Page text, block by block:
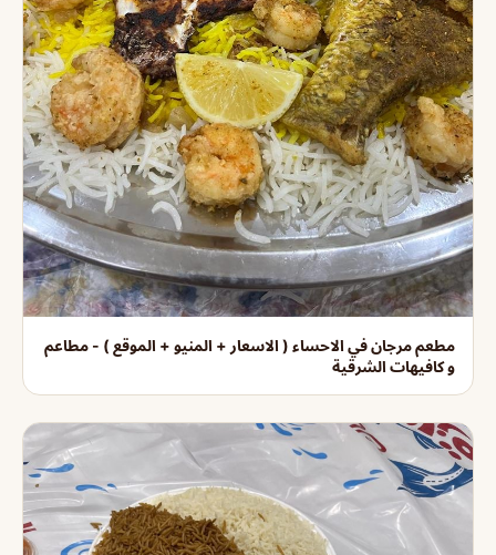
مطعم مرجان في الاحساء ( الاسعار + المنيو + الموقع ) - مطاعم
و كافيهات الشرقية